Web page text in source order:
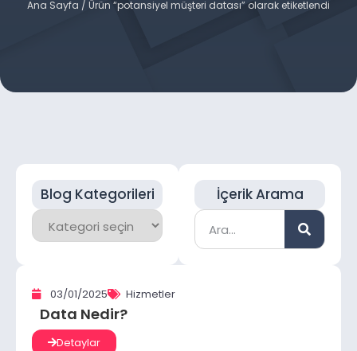
Ana Sayfa / Ürün “potansiyel müşteri datası” olarak etiketlendi
Blog Kategorileri İçerik Arama
03/01/2025 Hizmetler
Data Nedir?
Detaylar